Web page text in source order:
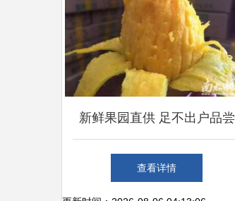
新鲜果园直供 足不出户品尝
鲜美水果，价格超实惠
查看详情